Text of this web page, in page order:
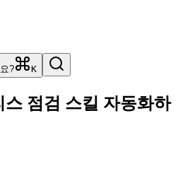
? K
스 점검 스킬 자동화하